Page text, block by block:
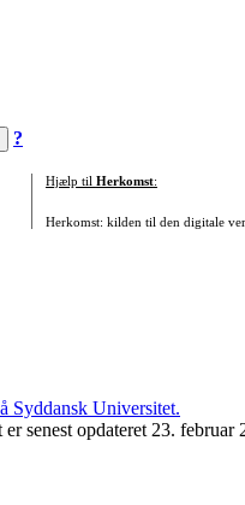
?
Hjælp til Herkomst:
Herkomst: kilden til den digitale
senest opdateret 23. februar